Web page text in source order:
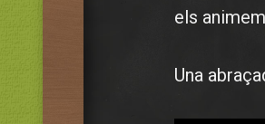
els
Una